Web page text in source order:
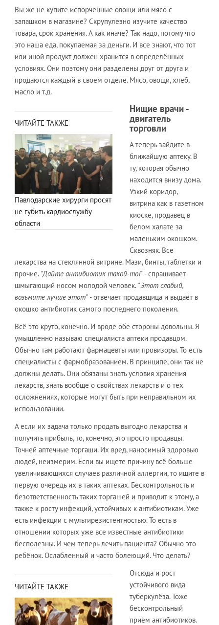
Вы же не купите испорченные овощи или мясо с
запашком в магазине? Скрупулезно изучите качество
товара, срок хранения. А как иначе? Так надо, потому что
это наша еда, покупаемая за деньги. И все знают, что тот
или иной продукт должен хранится в определённых
условиях. Они поэтому они разделены друг от друга и
продаются каждый в своём отделе. Мясо, овощи, хлеб,
масло и т.д.
ЧИТАЙТЕ ТАКЖЕ
Павлодарские хирурги просят
не губить кардиослужбу
области
Нищие врачи -
двигатель
торговли
А теперь зайдите в
ближайшую аптеку. В
ту, которая обычно
находится внизу дома.
Узкий коридор,
витрина как в газетном
киоске, продавец в
белом халате за
маленьким окошком.
Сквозняк. Все
лекарства на стеклянной витрине. Мази, бинты, таблетки и
прочие. "Дайте антибиотик такой-то!" - спрашивает
шмыгающий носом молодой человек. "Этот слабый,
возьмите лучше этот" - отвечает продавщица и выдаёт в
окошко антибиотик самого последнего поколения.
Всё это круто, конечно. И вроде обе стороны довольны. Я
умышленно называю специалиста аптеки продавцом.
Обычно там работают фармацевты или провизоры. То есть
специалисты с фармобразованием. В принципе, они так не
должны делать. Они обязаны знать условия хранения
лекарств, знать вообще о свойствах лекарств и о тех
осложнениях, которые могут быть при неправильном их
использовании.
А если их задача только продать выгодно лекарства и
получить прибыль, то, конечно, это просто продавцы.
Точней аптечные торгаши. Их вред, наносимый здоровью
людей, неизмерим. Если вы ищете причину всё больше
увеличивающихся случаев различной аллергии, то ищите в
первую очередь их в таких аптеках. Бесконтрольность и
безответственность таких торгашей и приводит к этому, а
также к росту инфекций, устойчивых к антибиотикам. Уже
есть инфекции с мультирезистентностью. То есть в
отношении которых уже все известные антибиотики
бесполезны. И чем теперь лечить пациента? Обычно это
ребёнок. Ослабленный и часто болеющий. Что делать?
ЧИТАЙТЕ ТАКЖЕ
Отсюда и рост
устойчивого вида
туберкулёза. Тоже
бесконтрольный
приём антибиотиков.